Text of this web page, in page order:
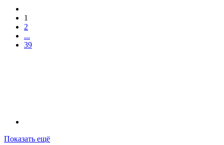
1
2
...
39
Показать ещё